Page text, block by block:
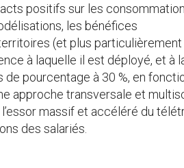
positifs sur les
les bénéfices
(et plus particulièrement
à laquelle il est déployé, et à
pourcentage à 30 %, en
approche transversale et
massif et accéléré du
des salariés.